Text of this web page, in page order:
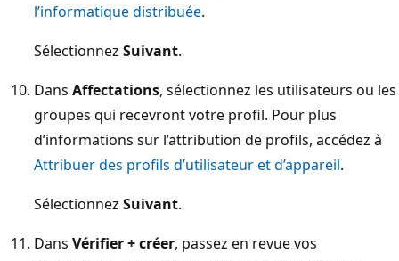
l’informatique distribuée.
Sélectionnez Suivant.
Dans Affectations, sélectionnez les utilisateurs ou les
groupes qui recevront votre profil. Pour plus
d’informations sur l’attribution de profils, accédez à
Attribuer des profils d’utilisateur et d’appareil.
Sélectionnez Suivant.
Dans Vérifier + créer, passez en revue vos